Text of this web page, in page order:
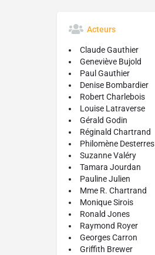
Acteurs
Claude Gauthier
Geneviève Bujold
Paul Gauthier
Denise Bombardier
Robert Charlebois
Louise Latraverse
Gérald Godin
Réginald Chartrand
Philomène Desterres
Suzanne Valéry
Tamara Jourdan
Pauline Julien
Mme R. Chartrand
Monique Sirois
Ronald Jones
Raymond Royer
Georges Carron
Griffith Brewer